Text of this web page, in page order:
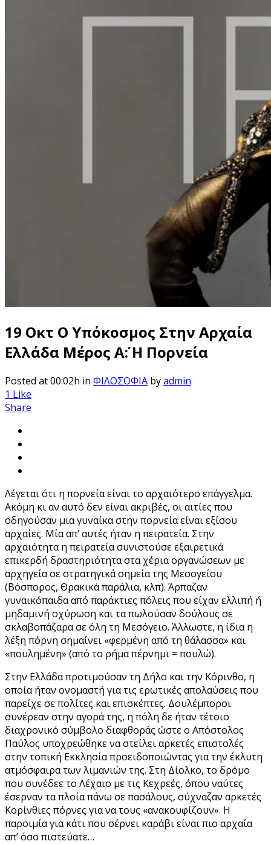
19 Οκτ Ο Υπόκοσμος Στην Αρχαία
Ελλάδα Μέρος Α΄: Η Πορνεία
Posted at 00:02h in ΦΙΛΟΣΟΦΙΑ byadmin
1 Like
Share
Λέγεται ότι η πορνεία είναι το αρχαιότερο επάγγελμα.
Ακόμη κι αν αυτό δεν είναι ακριβές, οι αιτίες που
οδηγούσαν μια γυναίκα στην πορνεία είναι εξίσου
αρχαίες. Μία απ’ αυτές ήταν η πειρατεία. Στην
αρχαιότητα η πειρατεία συνιστούσε εξαιρετικά
επικερδή δραστηριότητα στα χέρια οργανώσεων με
αρχηγεία σε στρατηγικά σημεία της Μεσογείου
(Βόσπορος, Θρακικά παράλια, κλπ). Άρπαζαν
γυναικόπαιδα από παράκτιες πόλεις που είχαν ελλιπή ή
μηδαμινή οχύρωση και τα πωλούσαν δούλους σε
σκλαβοπάζαρα σε όλη τη Μεσόγειο. Άλλωστε, η ίδια η
λέξη πόρνη σημαίνει «φερμένη από τη θάλασσα» και
«πουλημένη» (από το ρήμα πέρνημι = πουλώ).
Στην Ελλάδα προτιμούσαν τη Δήλο και την Κόρινθο, η
οποία ήταν ονομαστή για τις ερωτικές απολαύσεις που
παρείχε σε πολίτες και επισκέπτες. Δουλέμποροι
συνέρεαν στην αγορά της, η πόλη δε ήταν τέτοιο
διαχρονικό σύμβολο διαφθοράς ώστε ο Απόστολος
Παύλος υποχρεώθηκε να στείλει αρκετές επιστολές
στην τοπική Εκκλησία προειδοποιώντας για την έκλυτη
ατμόσφαιρα των λιμανιών της. Στη Δίολκο, το δρόμο
που συνέδεε το Λέχαιο με τις Κεχρεές, όπου ναύτες
έσερναν τα πλοία πάνω σε πασάλους, σύχναζαν αρκετές
Κορίνθιες πόρνες για να τους «ανακουφίζουν». Η
παροιμία για κάτι που σέρνει καράβι είναι πιο αρχαία
απ’ όσο πιστεύατε…